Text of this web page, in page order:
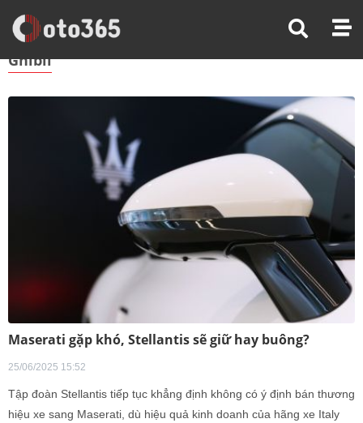
Trang Chủ Ghibli
Ghibli
Maserati gặp khó, Stellantis sẽ giữ hay buông?
25/06/2025 15:52
Tập đoàn Stellantis tiếp tục khẳng định không có ý định bán thương
hiệu xe sang Maserati, dù hiệu quả kinh doanh của hãng xe Italy